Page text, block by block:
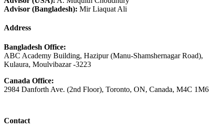
Advisor (Bangladesh): Mir Liaquat Ali
Address
Bangladesh Office:
ABC Academy Building, Hazipur (Manu-Shamshernagar Road),
Kulaura, Moulvibazar -3223
Canada Office:
2984 Danforth Ave. (2nd Floor), Toronto, ON, Canada, M4C 1M6
Contact